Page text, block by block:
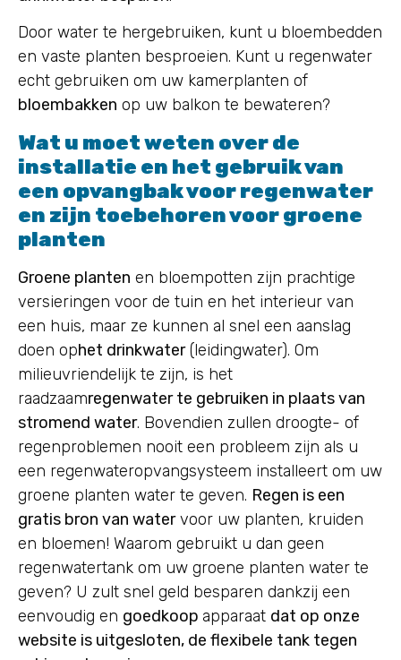
Door water te hergebruiken, kunt u bloembedden
en vaste planten besproeien. Kunt u regenwater
echt gebruiken om uw kamerplanten of
bloembakken op uw balkon te bewateren?
Wat u moet weten over de
installatie en het gebruik van
een opvangbak voor regenwater
en zijn toebehoren voor groene
planten
Groene planten en bloempotten zijn prachtige
versieringen voor de tuin en het interieur van
een huis, maar ze kunnen al snel een aanslag
doen ophet drinkwater(leidingwater). Om
milieuvriendelijk te zijn, is het
raadzaamregenwater te gebruiken in plaats van
stromend water. Bovendien zullen droogte- of
regenproblemen nooit een probleem zijn als u
een regenwateropvangsysteem installeert om uw
groene planten water te geven. Regen is een
gratis bron van watervoor uw planten, kruiden
en bloemen! Waarom gebruikt u dan geen
regenwatertank om uw groene planten water te
geven? U zult snel geld besparen dankzij een
eenvoudig en goedkoop apparaat dat op onze
website is uitgesloten, de flexibele tank tegen